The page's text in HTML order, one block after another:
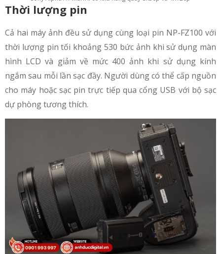
Thời lượng pin
Cả hai máy ảnh đều sử dụng cùng loại pin NP-FZ100 với
thời lượng pin tối khoảng 530 bức ảnh khi sử dụng màn
hình LCD và giảm về mức 400 ảnh khi sử dụng kính
ngắm sau mỗi lần sạc đầy. Người dùng có thể cấp nguồn
cho máy hoặc sạc pin trực tiếp qua cổng USB với bộ sạc
dự phòng tương thích.